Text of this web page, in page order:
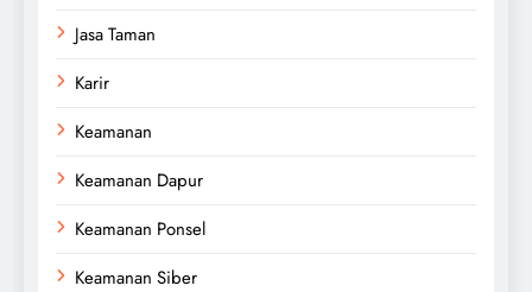
Jasa Taman
Karir
Keamanan
Keamanan Dapur
Keamanan Ponsel
Keamanan Siber